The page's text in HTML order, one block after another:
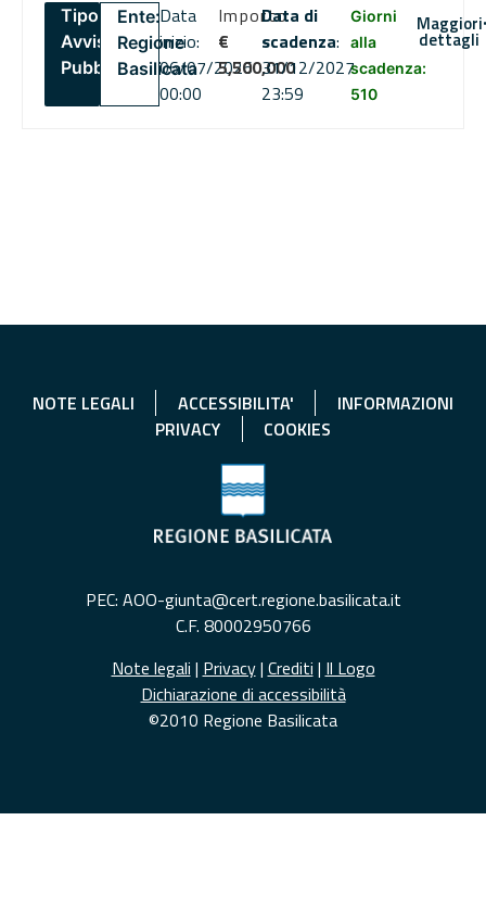
Tipo:
Avviso
Pubblico
Ente:
Regione
Basilicata
Data
inizio:
06/07/2026
00:00
Importo
€
5,500,000
Data di
scadenza:
31/12/2027
23:59
Giorni
alla
scadenza:
510
Maggiori
dettagli
NOTE LEGALI ACCESSIBILITA'
INFORMAZIONI
PRIVACY
COOKIES
PEC: AOO-giunta@cert.regione.basilicata.it
C.F. 80002950766
Note legali | Privacy| Crediti | Il Logo
Dichiarazione di accessibilità
©2010 Regione Basilicata